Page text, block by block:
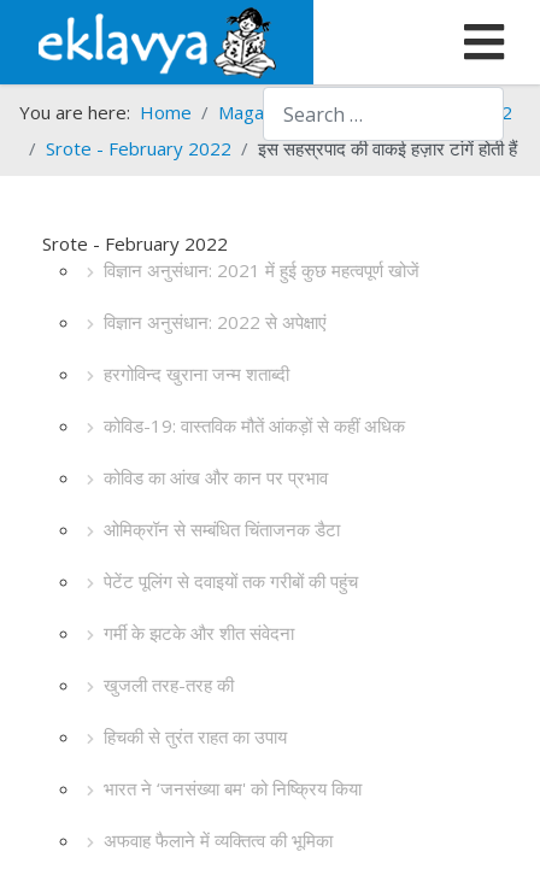
Search
You are here: Home Magazines Srote
Srote - 2022
Srote - February 2022
इस सहस्रपाद की वाकई हज़ार टांगें होती हैं
Srote - February 2022
विज्ञान अनुसंधान: 2021 में हुई कुछ महत्वपूर्ण खोजें
विज्ञान अनुसंधान: 2022 से अपेक्षाएं
हरगोविन्द खुराना जन्म शताब्दी
कोविड-19: वास्तविक मौतें आंकड़ों से कहीं अधिक
कोविड का आंख और कान पर प्रभाव
ओमिक्रॉन से सम्बंधित चिंताजनक डैटा
पेटेंट पूलिंग से दवाइयों तक गरीबों की पहुंच
गर्मी के झटके और शीत संवेदना
खुजली तरह-तरह की
हिचकी से तुरंत राहत का उपाय
भारत ने ‘जनसंख्या बम' को निष्क्रिय किया
अफवाह फैलाने में व्यक्तित्व की भूमिका